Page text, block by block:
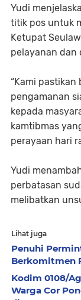
Yudi
titik pos untuk
Ketupat
pelayanan dan
“Kami
pengamanan
kepada
kamtibmas
perayaan hari
Yudi
perbatasan
melibatkan
Lihat juga
Penuhi
Berkomitmen
Kodim 0108/
Warga Cor